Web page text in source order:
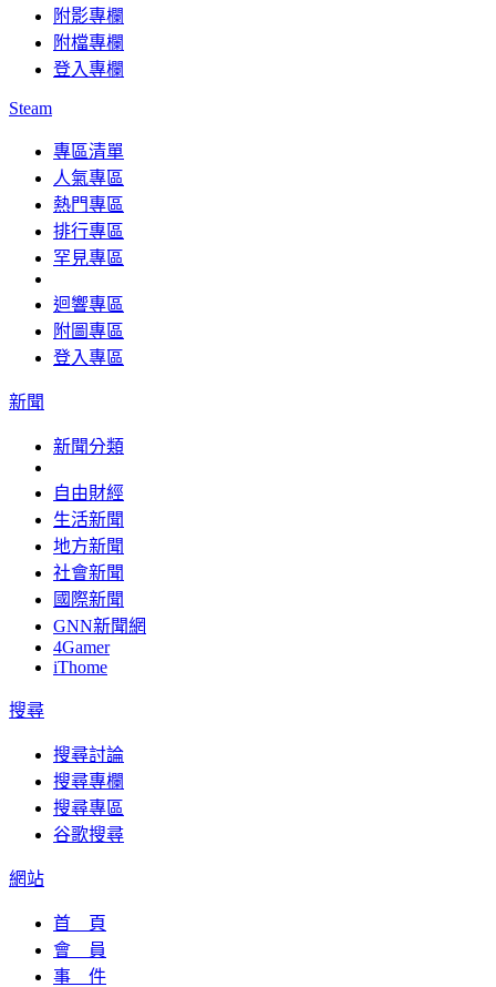
附影專欄
附檔專欄
登入專欄
Steam
專區清單
人氣專區
熱門專區
排行專區
罕見專區
迴響專區
附圖專區
登入專區
新聞
新聞分類
自由財經
生活新聞
地方新聞
社會新聞
國際新聞
GNN新聞網
4Gamer
iThome
搜尋
搜尋討論
搜尋專欄
搜尋專區
谷歌搜尋
網站
首 頁
會 員
事 件